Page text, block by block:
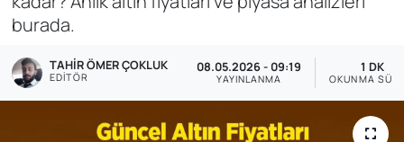
burada.
TAHIR ÖMER ÇOKLUK
EDITÖR
08.05.2026 - 09:19
YAYINLANMA
1 DK
OKUNMA
Dünya
Ekonomi